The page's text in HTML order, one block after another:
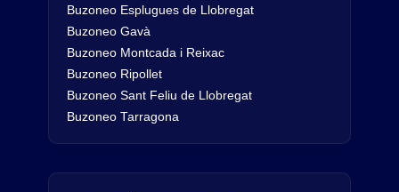
Buzoneo Esplugues de Llobregat
Buzoneo Gavà
Buzoneo Montcada i Reixac
Buzoneo Ripollet
Buzoneo Sant Feliu de Llobregat
Buzoneo Tarragona